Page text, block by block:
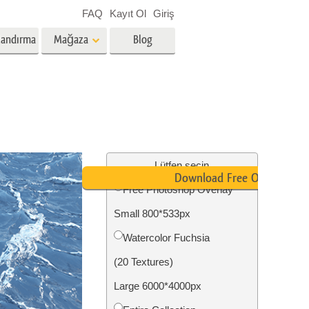
Hizmetleri
Fotoğraf Restorasyon Hizmetleri
Mağaza Blog
FAQ Kayıt Ol Giriş
Lütfen seçin
Free Photoshop Overlay
Small 800*533px
Watercolor Fuchsia
(20 Textures)
Large 6000*4000px
Download Free Overlay